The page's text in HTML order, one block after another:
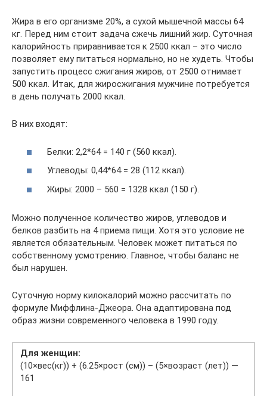
Жира в его организме 20%, а сухой мышечной массы 64
кг. Перед ним стоит задача сжечь лишний жир. Суточная
калорийность приравнивается к 2500 ккал – это число
позволяет ему питаться нормально, но не худеть. Чтобы
запустить процесс сжигания жиров, от 2500 отнимает
500 ккал. Итак, для жиросжигания мужчине потребуется
в день получать 2000 ккал.
В них входят:
Белки: 2,2*64 = 140 г (560 ккал).
Углеводы: 0,44*64 = 28 (112 ккал).
Жиры: 2000 – 560 = 1328 ккал (150 г).
Можно полученное количество жиров, углеводов и
белков разбить на 4 приема пищи. Хотя это условие не
является обязательным. Человек может питаться по
собственному усмотрению. Главное, чтобы баланс не
был нарушен.
Суточную норму килокалорий можно рассчитать по
формуле Миффлина-Джеора. Она адаптирована под
образ жизни современного человека в 1990 году.
Для женщин:
(10×вес(кг)) + (6.25×рост (см)) – (5×возраст (лет)) —
161